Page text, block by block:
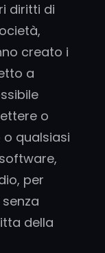
diritti di
creato i
a
o
o qualsiasi
per
della